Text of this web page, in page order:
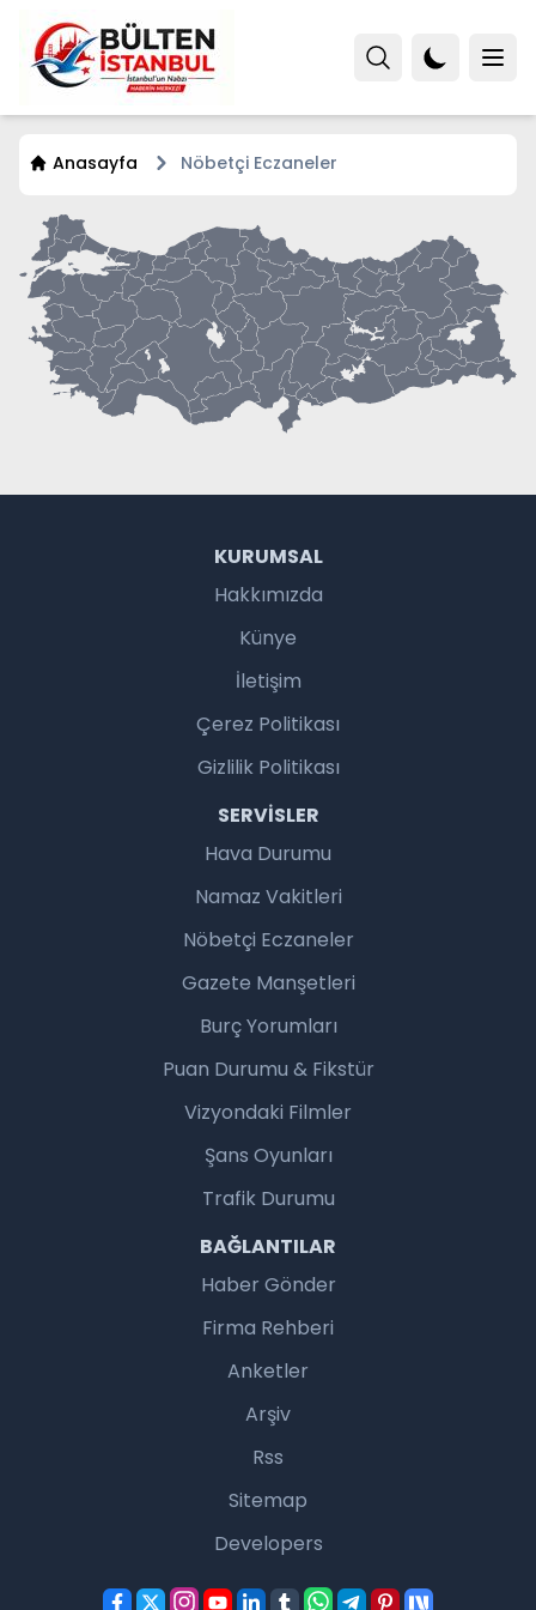
Anasayfa Nöbetçi Eczaneler
KURUMSAL
Hakkımızda
Künye
İletişim
Çerez Politikası
Gizlilik Politikası
SERVISLER
Hava Durumu
Namaz Vakitleri
Nöbetçi Eczaneler
Gazete Manşetleri
Burç Yorumları
Puan Durumu & Fikstür
Vizyondaki Filmler
Şans Oyunları
Trafik Durumu
BAĞLANTILAR
Haber Gönder
Firma Rehberi
Anketler
Arşiv
Rss
Sitemap
Developers